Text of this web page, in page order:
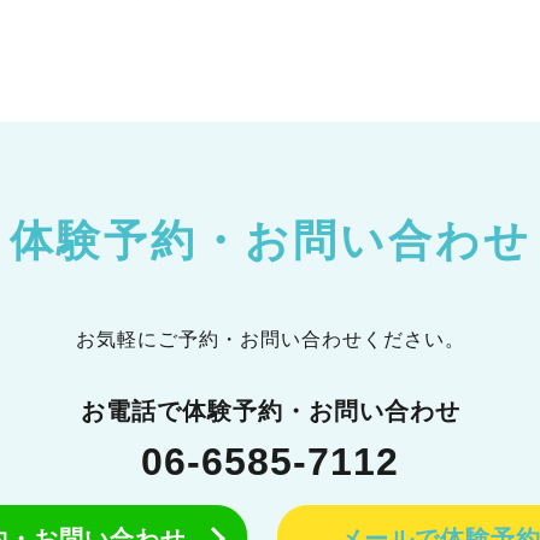
体験予約・お問い合わせ
お気軽にご予約・お問い合わせください。
お電話で体験予約・お問い合わせ
06-6585-7112